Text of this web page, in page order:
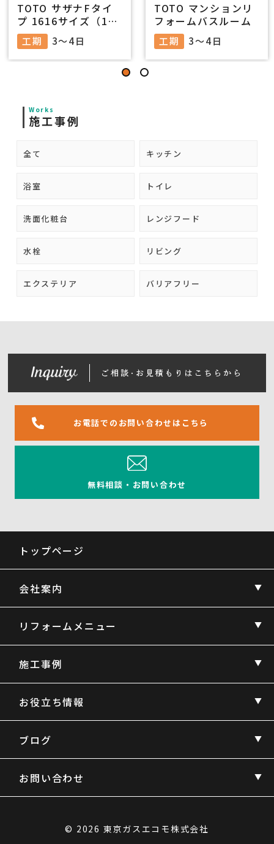
TOTO サザナFタイ
プ 1616サイズ（1
坪）
工期 3～4日
TOTO マンションリ
フォームバスルーム
工期 3～4日
Works
施工事例
全て キッチン
浴室 トイレ
洗面化粧台 レンジフード
水栓 リビング
エクステリア バリアフリー
お電話でのお問い合わせはこちら
無料相談・お問い合わせ
トップページ
会社案内
リフォームメニュー
施工事例
お役立ち情報
ブログ
お問い合わせ
© 2026 東京ガスエコモ株式会社